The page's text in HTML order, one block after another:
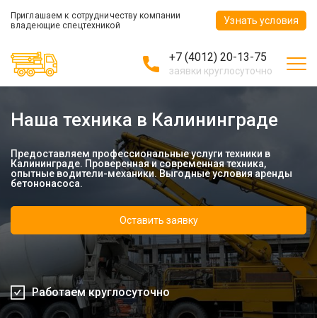
Приглашаем к сотрудничеству компании
владеющие спецтехникой
Узнать условия
+7 (4012) 20-13-75
заявки круглосуточно
Наша техника в Калининграде
Предоставляем профессиональные услуги техники в
Калининграде. Проверенная и современная техника,
опытные водители-механики. Выгодные условия аренды
бетононасоса.
Оставить заявку
Работаем круглосуточно